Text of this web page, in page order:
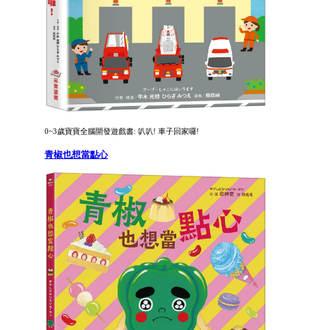
0~3歲寶寶全腦開發遊戲書: 叭叭! 車子回家囉!
青椒也想當點心